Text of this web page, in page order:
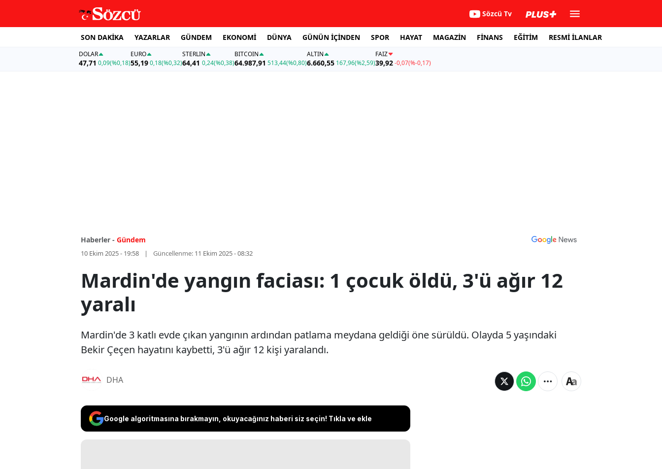
Sözcü Tv
SON DAKİKA YAZARLAR GÜNDEM EKONOMİ DÜNYA GÜNÜN İÇİNDEN SPOR HAYAT MAGAZİN FİNANS EĞİTİM RESMİ İLANLAR
DOLAR
47,71 0,09(%0,18)
EURO
55,19 0,18(%0,32)
STERLIN
64,41 0,24(%0,38)
BITCOIN
64.987,91 513,44(%0,80)
ALTIN
6.660,55 167,96(%2,59)
FAİZ
39,92-0,07(%-0,17)
Haberler - Gündem
10 Ekim 2025 - 19:58 Güncellenme: 11 Ekim 2025 - 08:32
Mardin'de yangın faciası: 1 çocuk öldü, 3'ü ağır 12
yaralı
Mardin'de 3 katlı evde çıkan yangının ardından patlama meydana geldiği öne sürüldü. Olayda 5 yaşındaki
Bekir Çeçen hayatını kaybetti, 3'ü ağır 12 kişi yaralandı.
DHA
Google algoritmasına bırakmayın, okuyacağınız haberi siz seçin! Tıkla ve ekle